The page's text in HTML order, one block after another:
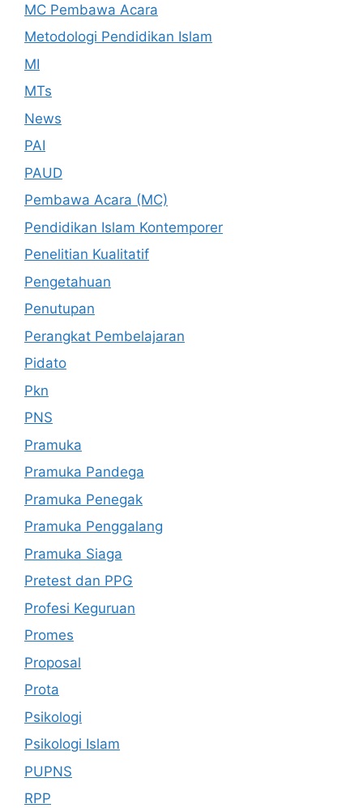
MC Pembawa Acara
Metodologi Pendidikan Islam
MI
MTs
News
PAI
PAUD
Pembawa Acara (MC)
Pendidikan Islam Kontemporer
Penelitian Kualitatif
Pengetahuan
Penutupan
Perangkat Pembelajaran
Pidato
Pkn
PNS
Pramuka
Pramuka Pandega
Pramuka Penegak
Pramuka Penggalang
Pramuka Siaga
Pretest dan PPG
Profesi Keguruan
Promes
Proposal
Prota
Psikologi
Psikologi Islam
PUPNS
RPP